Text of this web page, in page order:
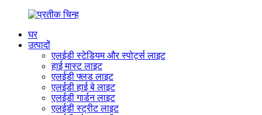
घर
उत्पादों
एलईडी स्टेडियम और स्पोर्ट्स लाइट
हाई मास्ट लाइट
एलईडी फ्लड लाइट
एलईडी हाई बे लाइट
एलईडी गार्डन लाइट
एलईडी स्ट्रीट लाइट